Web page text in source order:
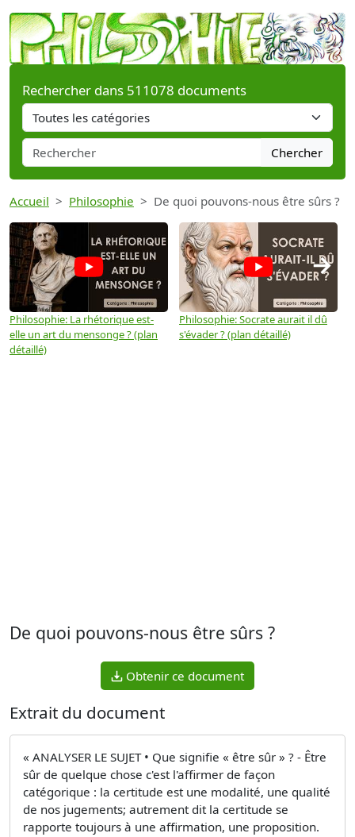
Rechercher dans 511078 documents
Chercher
Accueil Philosophie De quoi pouvons-nous être sûrs ?
Philosophie: La rhétorique est-
elle un art du mensonge ? (plan
détaillé)
Philosophie: Socrate aurait il dû
s'évader ? (plan détaillé)
→
De quoi pouvons-nous être sûrs ?
Obtenir ce document
Extrait du document
« ANALYSER LE SUJET • Que signifie « être sûr » ? - Être
sûr de quelque chose c'est l'affirmer de façon
catégorique : la certitude est une modalité, une qualité
de nos jugements; autrement dit la certitude se
rapporte toujours à une affirmation, une proposition.